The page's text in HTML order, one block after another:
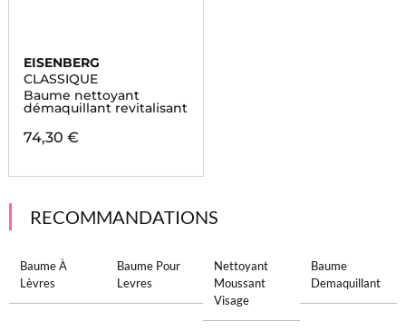
EISENBERG
CLASSIQUE
Baume nettoyant
démaquillant revitalisant
74,30 €
RECOMMANDATIONS
Baume À
Lèvres
Baume Pour
Levres
Nettoyant
Moussant
Visage
Baume
Demaquillant